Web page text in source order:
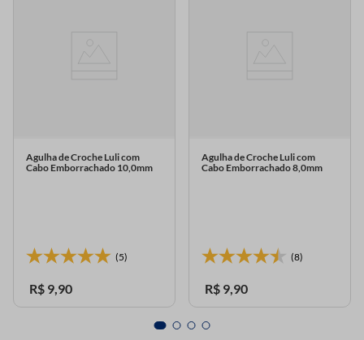
Agulha de Croche Luli com
Cabo Emborrachado 10,0mm
(5)
R$ 9,90
Agulha de Croche Luli com
Cabo Emborrachado 8,0mm
(8)
R$ 9,90